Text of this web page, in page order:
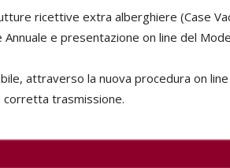
ricettive extra alberghiere (Case
e presentazione on line del
attraverso la nuova procedura on
trasmissione.